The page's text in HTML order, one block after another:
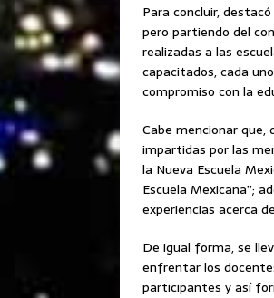
Para concluir,
pero partiendo del
realizadas a las
capacitados, cada
compromiso con la
Cabe mencionar
impartidas por las
la Nueva Escuela
Escuela Mexicana”;
experiencias acerca
De igual forma, se
enfrentar los
participantes y así